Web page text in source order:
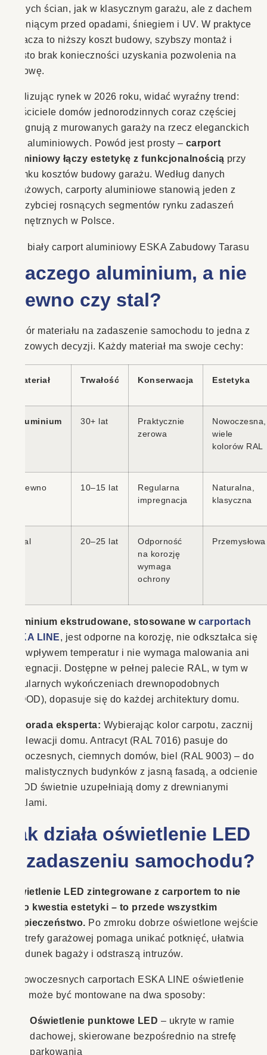
pełnych ścian, jak w klasycznym garażu, ale z dachem
chroniącym przed opadami, śniegiem i UV. W praktyce
oznacza to niższy koszt budowy, szybszy montaż i
często brak konieczności uzyskania pozwolenia na
budowę.
Analizując rynek w 2026 roku, widać wyraźny trend:
właściciele domów jednorodzinnych coraz częściej
rezygnują z murowanych garaży na rzecz eleganckich
wiat aluminiowych. Powód jest prosty – carport
aluminiowy łączy estetykę z funkcjonalnością przy
ułamku kosztów budowy garażu. Według danych
branżowych, carporty aluminiowe stanowią jeden z
najszybciej rosnących segmentów rynku zadaszeń
zewnętrznych w Polsce.
Dlaczego aluminium, a nie
drewno czy stal?
Wybór materiału na zadaszenie samochodu to jedna z
kluczowych decyzji. Każdy materiał ma swoje cechy:
Materiał Trwałość Konserwacja Estetyka
Aluminium 30+ lat
Praktycznie
zerowa
Nowoczesna,
wiele
kolorów RAL
Drewno 10–15 lat
Regularna
impregnacja
Naturalna,
klasyczna
Stal 20–25 lat
Odporność
na korozję
wymaga
ochrony
Przemysłowa
Aluminium ekstrudowane, stosowane w carportach
ESKA LINE, jest odporne na korozję, nie odkształca się
pod wpływem temperatur i nie wymaga malowania ani
impregnacji. Dostępne w pełnej palecie RAL, w tym w
popularnych wykończeniach drewnopodobnych
(WOOD), dopasuje się do każdej architektury domu.
Porada eksperta: Wybierając kolor carpotu, zacznij
od elewacji domu. Antracyt (RAL 7016) pasuje do
nowoczesnych, ciemnych domów, biel (RAL 9003) – do
minimalistycznych budynków z jasną fasadą, a odcienie
WOOD świetnie uzupełniają domy z drewnianymi
detalami.
Jak działa oświetlenie LED
w zadaszeniu samochodu?
Oświetlenie LED zintegrowane z carportem to nie
tylko kwestia estetyki – to przede wszystkim
bezpieczeństwo. Po zmroku dobrze oświetlone wejście
do strefy garażowej pomaga unikać potknięć, ułatwia
załadunek bagaży i odstraszą intruzów.
W nowoczesnych carportach ESKA LINE oświetlenie
LED może być montowane na dwa sposoby:
Oświetlenie punktowe LED – ukryte w ramie
dachowej, skierowane bezpośrednio na strefę
parkowania